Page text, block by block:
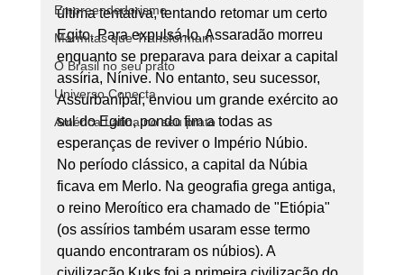
Empreendedorismo
Marmitas que Transformam
O Brasil no seu prato
Universo Conecta
América Latina no seu prato
última tentativa, tentando retomar um certo
Egito. Para expulsá-lo, Assaradão morreu
enquanto se preparava para deixar a capital
assíria, Nínive. No entanto, seu sucessor,
Assurbanípal, enviou um grande exército ao
sul do Egito, pondo fim a todas as
esperanças de reviver o Império Núbio.
No período clássico, a capital da Núbia
ficava em Merlo. Na geografia grega antiga,
o reino Meroítico era chamado de "Etiópia"
(os assírios também usaram esse termo
quando encontraram os núbios). A